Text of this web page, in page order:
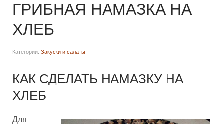
ГРИБНАЯ НАМАЗКА НА
ХЛЕБ
Категории: Закуски и салаты
КАК СДЕЛАТЬ НАМАЗКУ НА
ХЛЕБ
Для